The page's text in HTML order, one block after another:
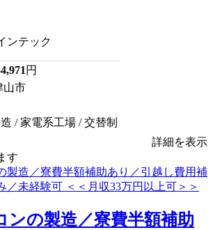
ンテック
円
山市
/ 家電系工場 / 交替制
詳細を表示
す
ンの製造／寮費半額補助